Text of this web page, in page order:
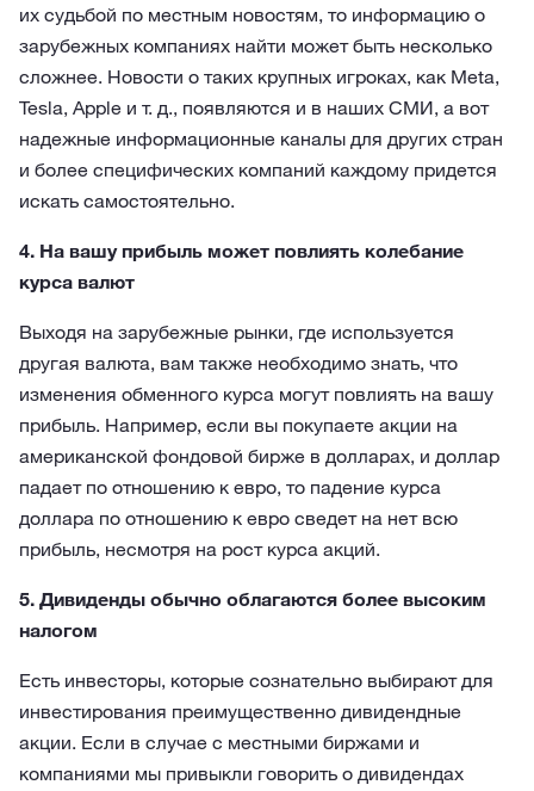
их судьбой по местным новостям, то информацию о
зарубежных компаниях найти может быть несколько
сложнее. Новости о таких крупных игроках, как Meta,
Tesla, Apple и т. д., появляются и в наших СМИ, а вот
надежные информационные каналы для других стран
и более специфических компаний каждому придется
искать самостоятельно.
4. На вашу прибыль может повлиять колебание
курса валют
Выходя на зарубежные рынки, где используется
другая валюта, вам также необходимо знать, что
изменения обменного курса могут повлиять на вашу
прибыль. Например, если вы покупаете акции на
американской фондовой бирже в долларах, и доллар
падает по отношению к евро, то падение курса
доллара по отношению к евро сведет на нет всю
прибыль, несмотря на рост курса акций.
5. Дивиденды обычно облагаются более высоким
налогом
Есть инвесторы, которые сознательно выбирают для
инвестирования преимущественно дивидендные
акции. Если в случае с местными биржами и
компаниями мы привыкли говорить о дивидендах